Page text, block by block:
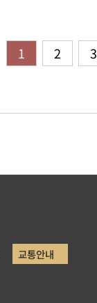
1
2 3
교통안내